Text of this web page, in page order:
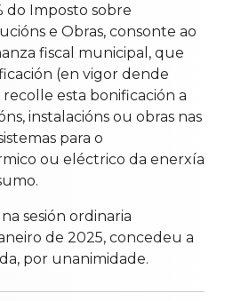
do Imposto sobre
e Obras, consonte ao
fiscal municipal, que
(en vigor dende
esta bonificación a
instalacións ou obras nas
para o
ou eléctrico da enerxía
sesión ordinaria
de 2025, concedeu a
por unanimidade.